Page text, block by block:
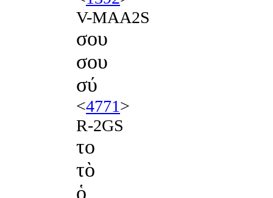
V-MAA2S
σου
σου
σύ
<4771>
R-2GS
το
τὸ
ὁ